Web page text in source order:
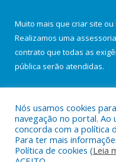
Muito mais que criar site ou
Realizamos uma assessoria
contrato que todas as
pública serão atendidas.
Todos os direitos
Nós usamos cookies
navegação no portal. Ao
concorda com a política
Para ter mais
Política de cookies (Leia